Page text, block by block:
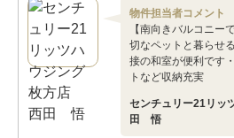
物件担当者コメント
【南向きバルコニー
切なペットと暮らせ
接の和室が便利です
トなど収納充実
センチュリー21リ
田 悟